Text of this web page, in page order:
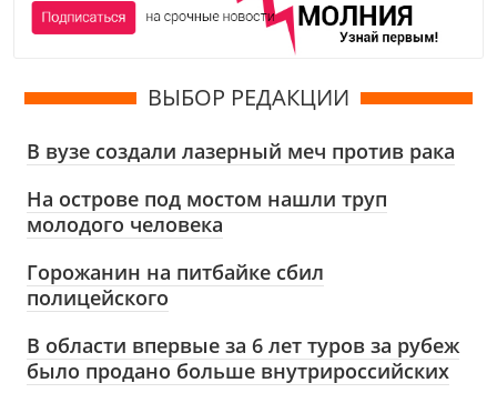
ВЫБОР РЕДАКЦИИ
В вузе создали лазерный меч против рака
На острове под мостом нашли труп
молодого человека
Горожанин на питбайке сбил
полицейского
В области впервые за 6 лет туров за рубеж
было продано больше внутрироссийских